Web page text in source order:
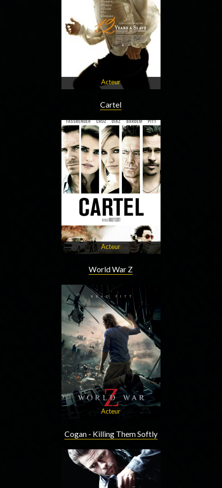
Acteur
Cartel
Acteur
World War Z
Acteur
Cogan - Killing Them Softly